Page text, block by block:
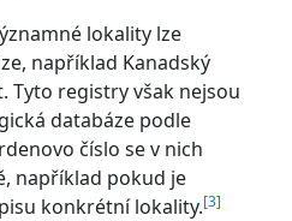
lokality lze
například Kanadský
. Tyto registry však nejsou
databáze podle
číslo se v nich
například pokud je
konkrétní lokality.[3]